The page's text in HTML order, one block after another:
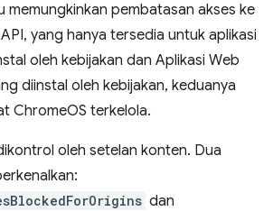
memungkinkan pembatasan akses ke
yang hanya tersedia untuk aplikasi
oleh kebijakan dan Aplikasi Web
diinstal oleh kebijakan, keduanya
ChromeOS terkelola.
oleh setelan konten. Dua
dan